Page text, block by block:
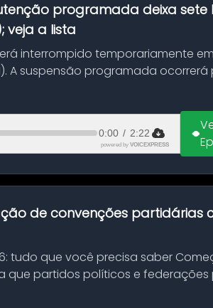
programada deixa sete
veja a lista
interrompido temporariamente
A suspensão programada
0:00 / 2:22
powered by VOICEXPRESS
de convenções partidárias
tudo que você precisa saber
partidos políticos e federações